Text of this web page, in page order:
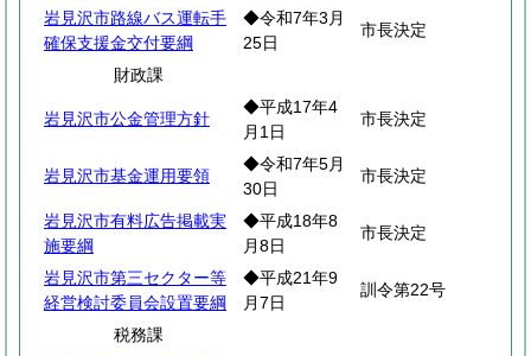
岩見沢市路線バス運転手
確保支援金交付要綱
◆令和7年3月
25日
市長決定
財政課
岩見沢市公金管理方針
◆平成17年4
月1日
市長決定
岩見沢市基金運用要領
◆令和7年5月
30日
市長決定
岩見沢市有料広告掲載実
施要綱
◆平成18年8
月8日
市長決定
岩見沢市第三セクター等
経営検討委員会設置要綱
◆平成21年9
月7日
訓令第22号
税務課